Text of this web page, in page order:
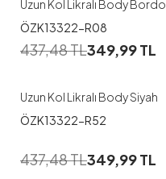
Uzun Kol Likralı Body Bordo
ÖZK13322-R08
437,48TL349,99TL
M L XL
Uzun Kol Likralı Body Siyah
ÖZK13322-R52
437,48TL349,99TL
M L